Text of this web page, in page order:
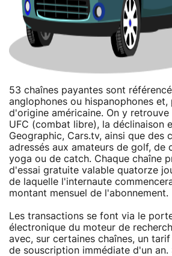
53 chaînes payantes sont
anglophones ou hispanophones et,
d'origine américaine. On y
UFC (combat libre), la déclinaison
Geographic, Cars.tv, ainsi que des
adressés aux amateurs de golf, de
yoga ou de catch. Chaque chaîne
d'essai gratuite valable quatorze
de laquelle l'internaute
montant mensuel de l'abonnement.
Les transactions se font via le
électronique du moteur de
avec, sur certaines chaînes, un
de souscription immédiate d'un